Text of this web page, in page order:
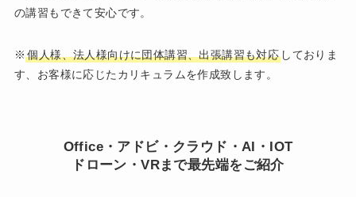
の講習もできて安心です。
※個人様、法人様向けに団体講習、出張講習も対応 しておりま
す、お客様に応じたカリキュラムを作成致します。
Office・アドビ・クラウド・AI・IOT
ドローン・VRまで最先端をご紹介